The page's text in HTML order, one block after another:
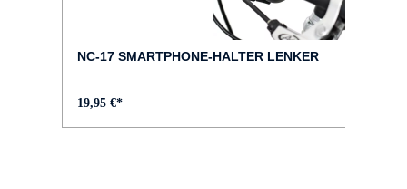
FELGEN :
Aluminium, Hohlkammer, geöst
NC-17 SMARTPHONE-HALTER LENKER
19,95 €*